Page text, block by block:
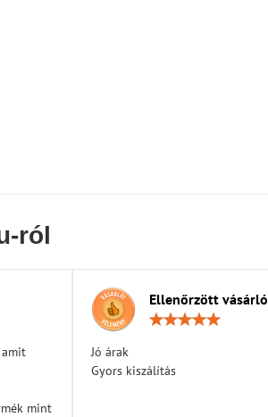
ról
mint
Ellenőrzött vásárló
Jó árak
Gyors kiszálítás